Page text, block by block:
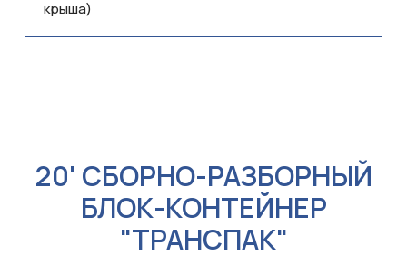
крыша)
20' СБОРНО-РАЗБОРНЫЙ
БЛОК-КОНТЕЙНЕР
"ТРАНСПАК"